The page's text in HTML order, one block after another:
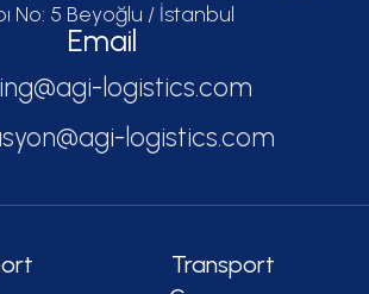
No: 5 Beyoğlu / İstanbul
Email
logistics.com
logistics.com
Transport